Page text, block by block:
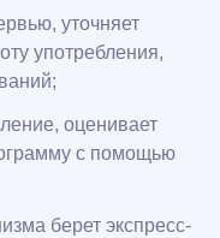
уточняет
употребления,
оценивает
с помощью
берет экспресс-